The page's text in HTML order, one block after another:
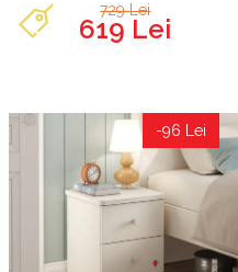
729 Lei
619 Lei
-96 Lei